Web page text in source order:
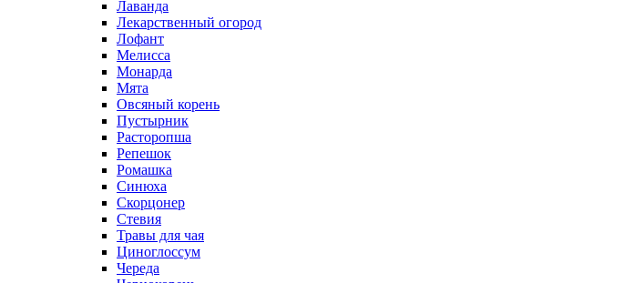
Лаванда
Лекарственный огород
Лофант
Мелисса
Монарда
Мята
Овсяный корень
Пустырник
Расторопша
Репешок
Ромашка
Синюха
Скорцонер
Стевия
Травы для чая
Циноглоссум
Череда